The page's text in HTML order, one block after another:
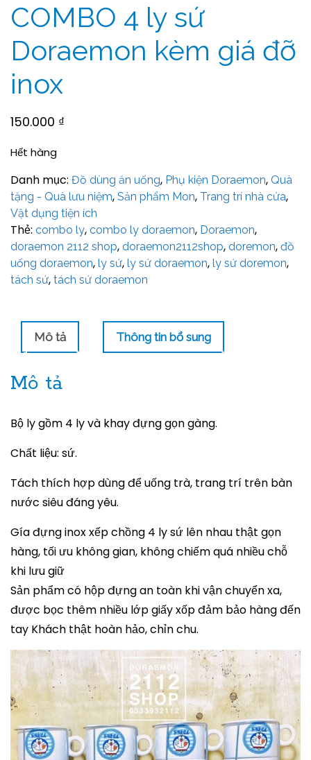
COMBO 4 ly sứ
Doraemon kèm giá đỡ
inox
150.000 ₫
Hết hàng
Danh mục: Đồ dùng ăn uống, Phụ kiện Doraemon, Quà
tặng - Quà lưu niệm, Sản phẩm Mon, Trang trí nhà cửa,
Vật dụng tiện ích
Thẻ: combo ly, combo ly doraemon, Doraemon,
doraemon 2112 shop, doraemon2112shop, doremon, đồ
uống doraemon, ly sứ, ly sứ doraemon, ly sứ doremon,
tách sứ, tách sứ doraemon
Mô tả Thông tin bổ sung
Mô tả
Bộ ly gồm 4 ly và khay đựng gọn gàng.
Chất liệu: sứ.
Tách thích hợp dùng để uống trà, trang trí trên bàn
nước siêu đáng yêu.
Gía đựng inox xếp chồng 4 ly sứ lên nhau thật gọn
hàng, tối ưu không gian, không chiếm quá nhiều chỗ
khi lưu giữ
Sản phẩm có hộp đựng an toàn khi vận chuyển xa,
được bọc thêm nhiều lớp giấy xốp đảm bảo hàng đến
tay Khách thật hoàn hảo, chỉn chu.